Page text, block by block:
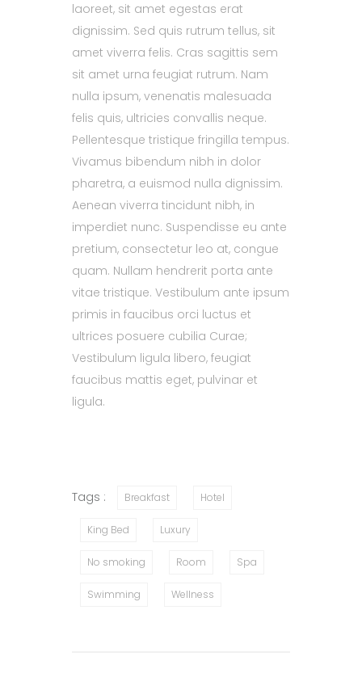
laoreet, sit amet egestas erat
dignissim. Sed quis rutrum tellus, sit
amet viverra felis. Cras sagittis sem
sit amet urna feugiat rutrum. Nam
nulla ipsum, venenatis malesuada
felis quis, ultricies convallis neque.
Pellentesque tristique fringilla tempus.
Vivamus bibendum nibh in dolor
pharetra, a euismod nulla dignissim.
Aenean viverra tincidunt nibh, in
imperdiet nunc. Suspendisse eu ante
pretium, consectetur leo at, congue
quam. Nullam hendrerit porta ante
vitae tristique. Vestibulum ante ipsum
primis in faucibus orci luctus et
ultrices posuere cubilia Curae;
Vestibulum ligula libero, feugiat
faucibus mattis eget, pulvinar et
ligula.
Tags : Breakfast Hotel
King Bed Luxury
No smoking Room Spa
Swimming Wellness